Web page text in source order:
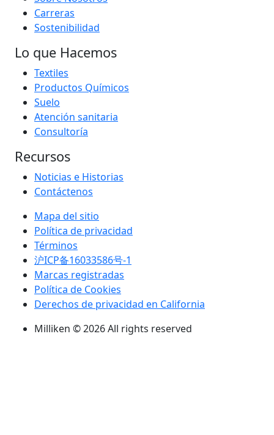
Carreras
Sostenibilidad
Lo que Hacemos
Textiles
Productos Químicos
Suelo
Atención sanitaria
Consultoría
Recursos
Noticias e Historias
Contáctenos
Mapa del sitio
Política de privacidad
Términos
沪ICP备16033586号-1
Marcas registradas
Política de Cookies
Derechos de privacidad en California
Milliken © 2026 All rights reserved